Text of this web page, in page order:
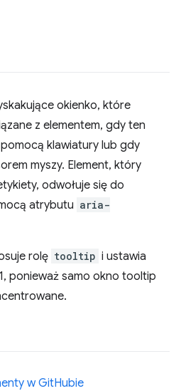
okienko, które
z elementem, gdy ten
klawiatury lub gdy
myszy. Element, który
odwołuje się do
atrybutu aria-
rolę tooltip i ustawia
ponieważ samo okno tooltip
w GitHubie